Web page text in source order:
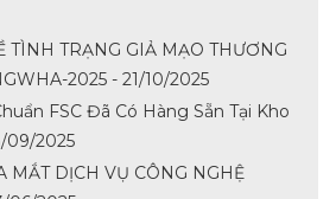
TÌNH TRẠNG GIẢ MẠO THƯƠNG
2025 - 21/10/2025
FSC Đã Có Hàng Sẵn Tại Kho
09/2025
MẮT DỊCH VỤ CÔNG NGHỆ